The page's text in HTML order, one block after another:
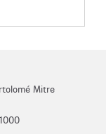
Mitre